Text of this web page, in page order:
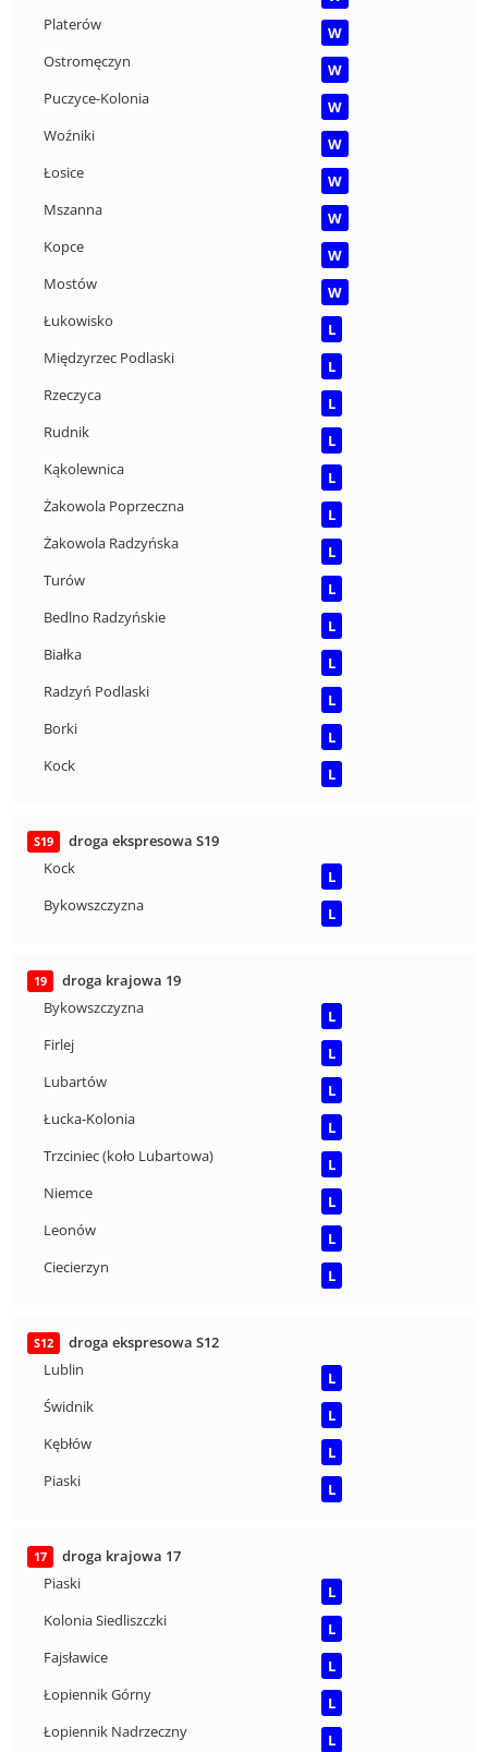
Platerów
W
Ostromęczyn
W
Puczyce-Kolonia
W
Woźniki
W
Łosice
W
Mszanna
W
Kopce
W
Mostów
W
Łukowisko
L
Międzyrzec Podlaski
L
Rzeczyca
L
Rudnik
L
Kąkolewnica
L
Żakowola Poprzeczna
L
Żakowola Radzyńska
L
Turów
L
Bedlno Radzyńskie
L
Białka
L
Radzyń Podlaski
L
Borki
L
Kock
L
S19
droga ekspresowa S19
Kock
L
Bykowszczyzna
L
19
droga krajowa 19
Bykowszczyzna
L
Firlej
L
Lubartów
L
Łucka-Kolonia
L
Trzciniec (koło Lubartowa)
L
Niemce
L
Leonów
L
Ciecierzyn
L
S12
droga ekspresowa S12
Lublin
L
Świdnik
L
Kębłów
L
Piaski
L
17
droga krajowa 17
Piaski
L
Kolonia Siedliszczki
L
Fajsławice
L
Łopiennik Górny
L
Łopiennik Nadrzeczny
L